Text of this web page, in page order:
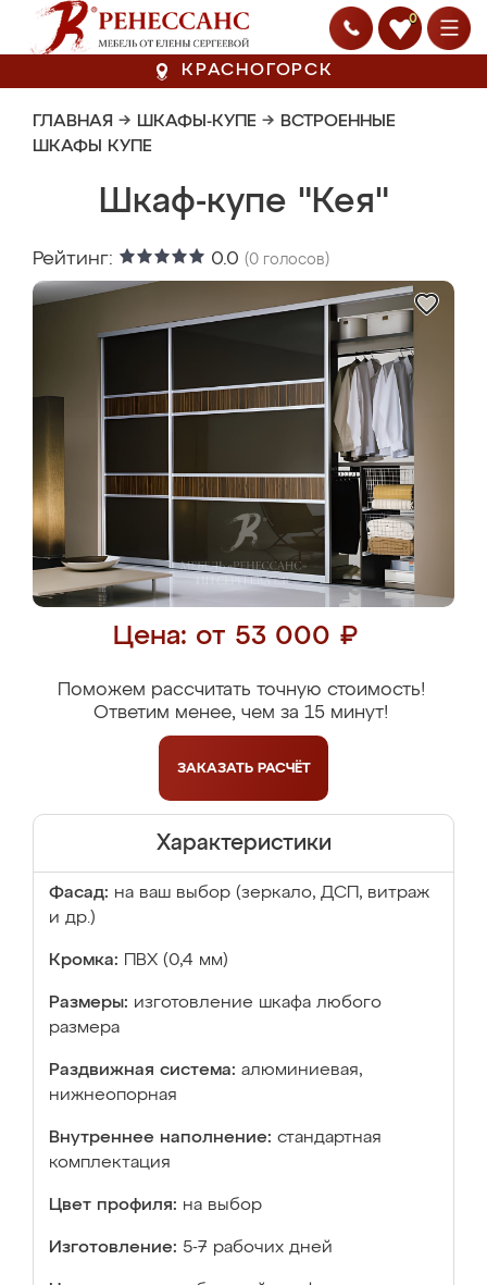
0
КРАСНОГОРСК
ГЛАВНАЯ → ШКАФЫ-КУПЕ → ВСТРОЕННЫЕ
ШКАФЫ КУПЕ
Шкаф-купе "Кея"
Рейтинг: 0.0 (0 голосов)
Цена: от 53 000 ₽
Поможем рассчитать точную стоимость!
Ответим менее, чем за 15 минут!
ЗАКАЗАТЬ РАСЧЁТ
Характеристики
Фасад: на ваш выбор (зеркало, ДСП, витраж
и др.)
Кромка: ПВХ (0,4 мм)
Размеры: изготовление шкафа любого
размера
Раздвижная система: алюминиевая,
нижнеопорная
Внутреннее наполнение: стандартная
комплектация
Цвет профиля: на выбор
Изготовление: 5-7 рабочих дней